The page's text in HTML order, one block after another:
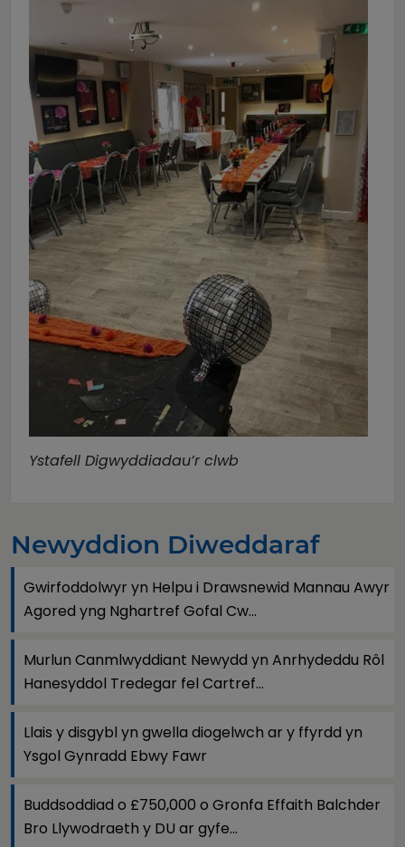
Ystafell Digwyddiadau’r clwb
Newyddion Diweddaraf
Gwirfoddolwyr yn Helpu i Drawsnewid Mannau Awyr
Agored yng Nghartref Gofal Cw...
Murlun Canmlwyddiant Newydd yn Anrhydeddu Rôl
Hanesyddol Tredegar fel Cartref...
Llais y disgybl yn gwella diogelwch ar y ffyrdd yn
Ysgol Gynradd Ebwy Fawr
Buddsoddiad o £750,000 o Gronfa Effaith Balchder
Bro Llywodraeth y DU ar gyfe...